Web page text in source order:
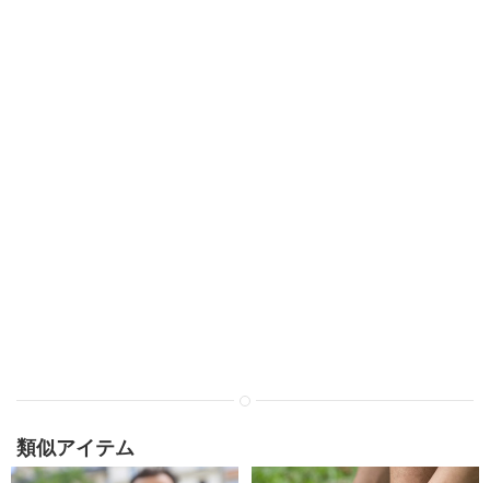
類似アイテム